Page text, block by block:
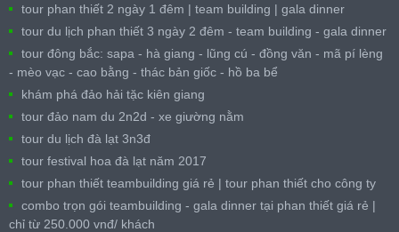
tour phan thiết 2 ngày 1 đêm | team building | gala dinner
tour du lịch phan thiết 3 ngày 2 đêm - team building - gala dinner
tour đông bắc: sapa - hà giang - lũng cú - đồng văn - mã pí lèng
- mèo vạc - cao bằng - thác bản giốc - hồ ba bể
khám phá đảo hải tặc kiên giang
tour đảo nam du 2n2d - xe giường nằm
tour du lịch đà lạt 3n3đ
tour festival hoa đà lạt năm 2017
tour phan thiết teambuilding giá rẻ | tour phan thiết cho công ty
combo trọn gói teambuilding - gala dinner tại phan thiết giá rẻ |
chỉ từ 250.000 vnđ/ khách